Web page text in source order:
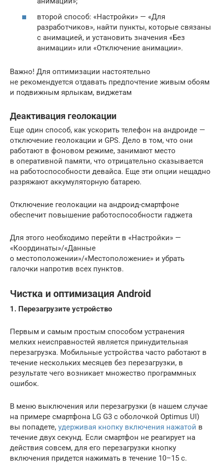
второй способ: «Настройки» — «Для
разработчиков», найти пункты, которые связаны
с анимацией, и установить значения «Без
анимации» или «Отключение анимации».
Важно! Для оптимизации настоятельно
не рекомендуется отдавать предпочтение живым обоям
и подвижным ярлыкам, виджетам
Деактивация геолокации
Еще один способ, как ускорить телефон на андроиде —
отключение геолокации и GPS. Дело в том, что они
работают в фоновом режиме, занимают место
в оперативной памяти, что отрицательно сказывается
на работоспособности девайса. Еще эти опции нещадно
разряжают аккумуляторную батарею.
Отключение геолокации на андроид-смартфоне
обеспечит повышение работоспособности гаджета
Для этого необходимо перейти в «Настройки» —
«Координаты»/«Данные
о местоположении»/«Местоположение» и убрать
галочки напротив всех пунктов.
Чистка и оптимизация Android
1. Перезагрузите устройство
Первым и самым простым способом устранения
мелких неисправностей является принудительная
перезагрузка. Мобильные устройства часто работают в
течение нескольких месяцев без перезагрузки, в
результате чего возникает множество программных
ошибок.
В меню выключения или перезагрузки (в нашем случае
на примере смартфона LG G3 c оболочкой Optimus UI)
вы попадете, удерживая кнопку включения нажатой в
течение двух секунд. Если смартфон не реагирует на
действия совсем, для его перезагрузки кнопку
включения придется нажимать в течение 10–15 с.